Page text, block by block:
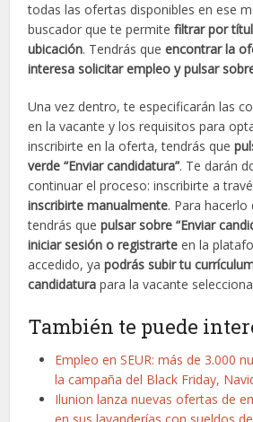
todas las ofertas disponibles en ese
buscador que te permitefiltrar por
ubicación. Tendrás queencontrar la
interesa solicitar empleo y pulsar
Una vez dentro, te especificarán las
en la vacante y los requisitos para
inscribirte en la oferta, tendrás que
verde “Enviar candidatura”. Te darán
continuar el proceso: inscribirte a
inscribirte manualmente. Para
tendrás quepulsar sobre “Enviar
iniciar sesión o registrarte en la
accedido, yapodrás subir tu
candidatura para la vacante
También te puede
Empleo en SEUR: más de 3.000
la campaña del Black Friday,
Ilunion lanza nuevas ofertas de